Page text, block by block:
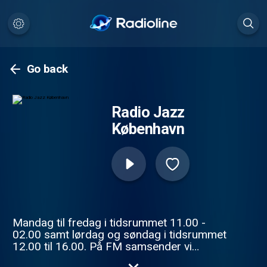
Go back
Radio Jazz
København
Mandag til fredag i tidsrummet 11.00 -
02.00 samt lørdag og søndag i tidsrummet
12.00 til 16.00. På FM samsender vi